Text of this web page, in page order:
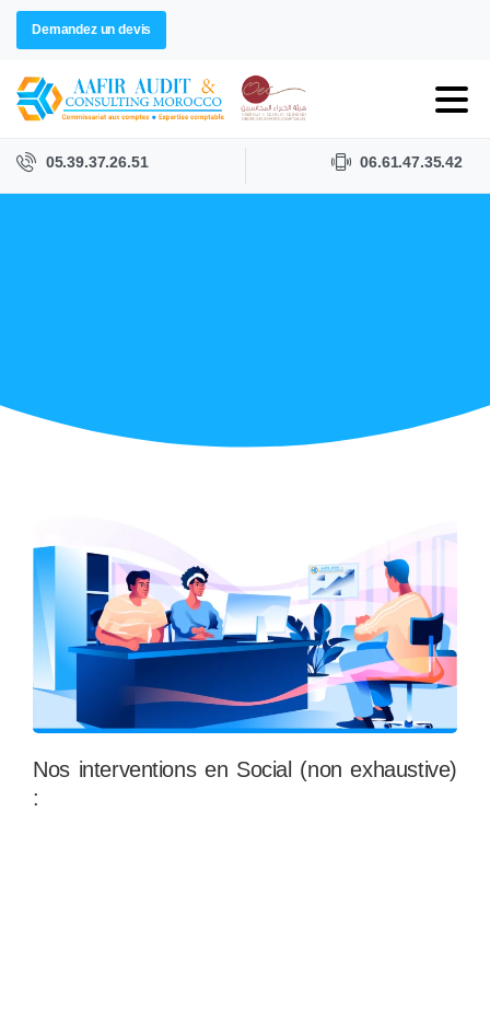
Demandez un devis
05.39.37.26.51 06.61.47.35.42
Nos interventions en Social (non exhaustive)
: